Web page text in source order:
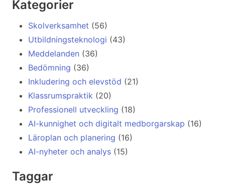
Kategorier
Skolverksamhet (56)
Utbildningsteknologi (43)
Meddelanden (36)
Bedömning (36)
Inkludering och elevstöd (21)
Klassrumspraktik (20)
Professionell utveckling (18)
AI-kunnighet och digitalt medborgarskap (16)
Läroplan och planering (16)
AI-nyheter och analys (15)
Taggar